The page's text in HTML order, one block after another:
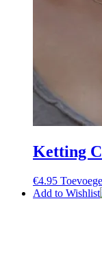
Ketting
€4.95
Add to Wishlist